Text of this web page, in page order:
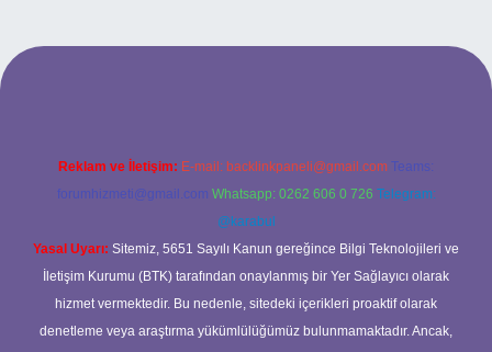
Reklam ve İletişim: E-mail: backlinkpaneli@gmail.com Teams:
forumhizmeti@gmail.com Whatsapp: 0262 606 0 726 Telegram:
@karabul
Yasal Uyarı: Sitemiz, 5651 Sayılı Kanun gereğince Bilgi Teknolojileri ve
İletişim Kurumu (BTK) tarafından onaylanmış bir Yer Sağlayıcı olarak
hizmet vermektedir. Bu nedenle, sitedeki içerikleri proaktif olarak
denetleme veya araştırma yükümlülüğümüz bulunmamaktadır. Ancak,